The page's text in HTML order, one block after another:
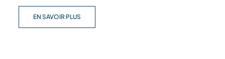
EN SAVOIR PLUS